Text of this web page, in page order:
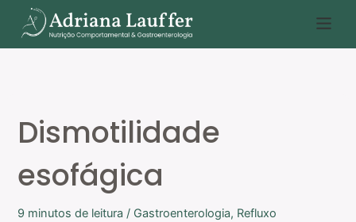
para
o
Dismotilidade
esofágica
9 minutos de leitura / Gastroenterologia, Refluxo
e
a